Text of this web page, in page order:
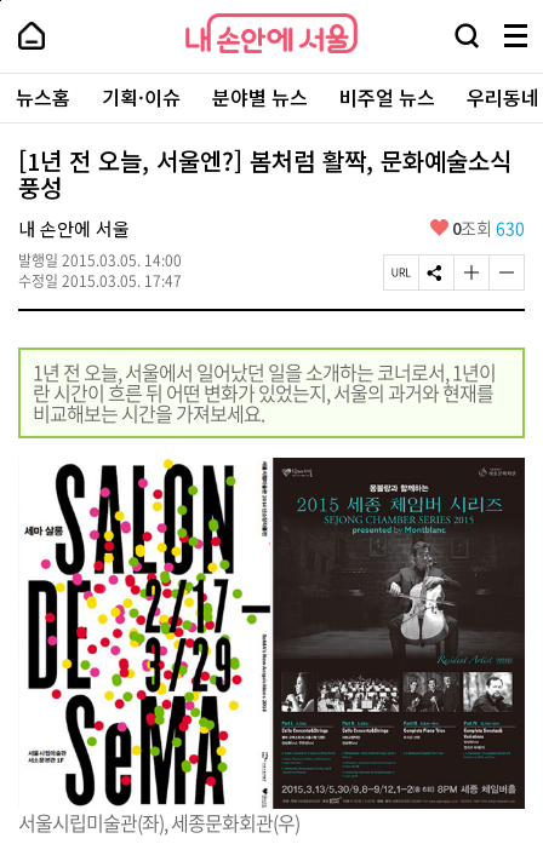
본
로
가
내
손
안
에
서
울
-
서
울
시
대
표
소
통
포
내
손
에
울
검
창
열
기
메
뉴
전
체
보
주
요
서
뉴스홈 기획·이슈 분야별 뉴스 비주얼 뉴스 우리동
[1년 전 오늘, 서울엔?] 봄처럼 활짝, 문화예술소식
풍성
내 손안에 서울
발행일 2015.03.05. 14:00
수정일 2015.03.05. 17:47
좋
요
0조회 630
페
이
U
R
L
복
S
N
공
유
하
기
글
자
기
크
게
변
하
기
글
자
기
하
기
1년 전 오늘, 서울에서 일어났던 일을 소개하는 코너로서, 1년이
란 시간이 흐른 뒤 어떤 변화가 있었는지, 서울의 과거와 현재를
비교해보는 시간을 가져보세요.
서울시립미술관(좌), 세종문화회관(우)
페
상
단
로